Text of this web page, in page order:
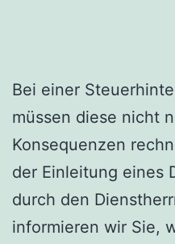
Bei einer
müssen diese nicht
Konsequenzen
der Einleitung eines
durch den
informieren wir Sie,